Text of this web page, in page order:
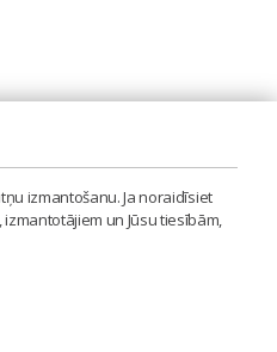
izmantošanu. Ja noraidīsiet
un Jūsu tiesībām,